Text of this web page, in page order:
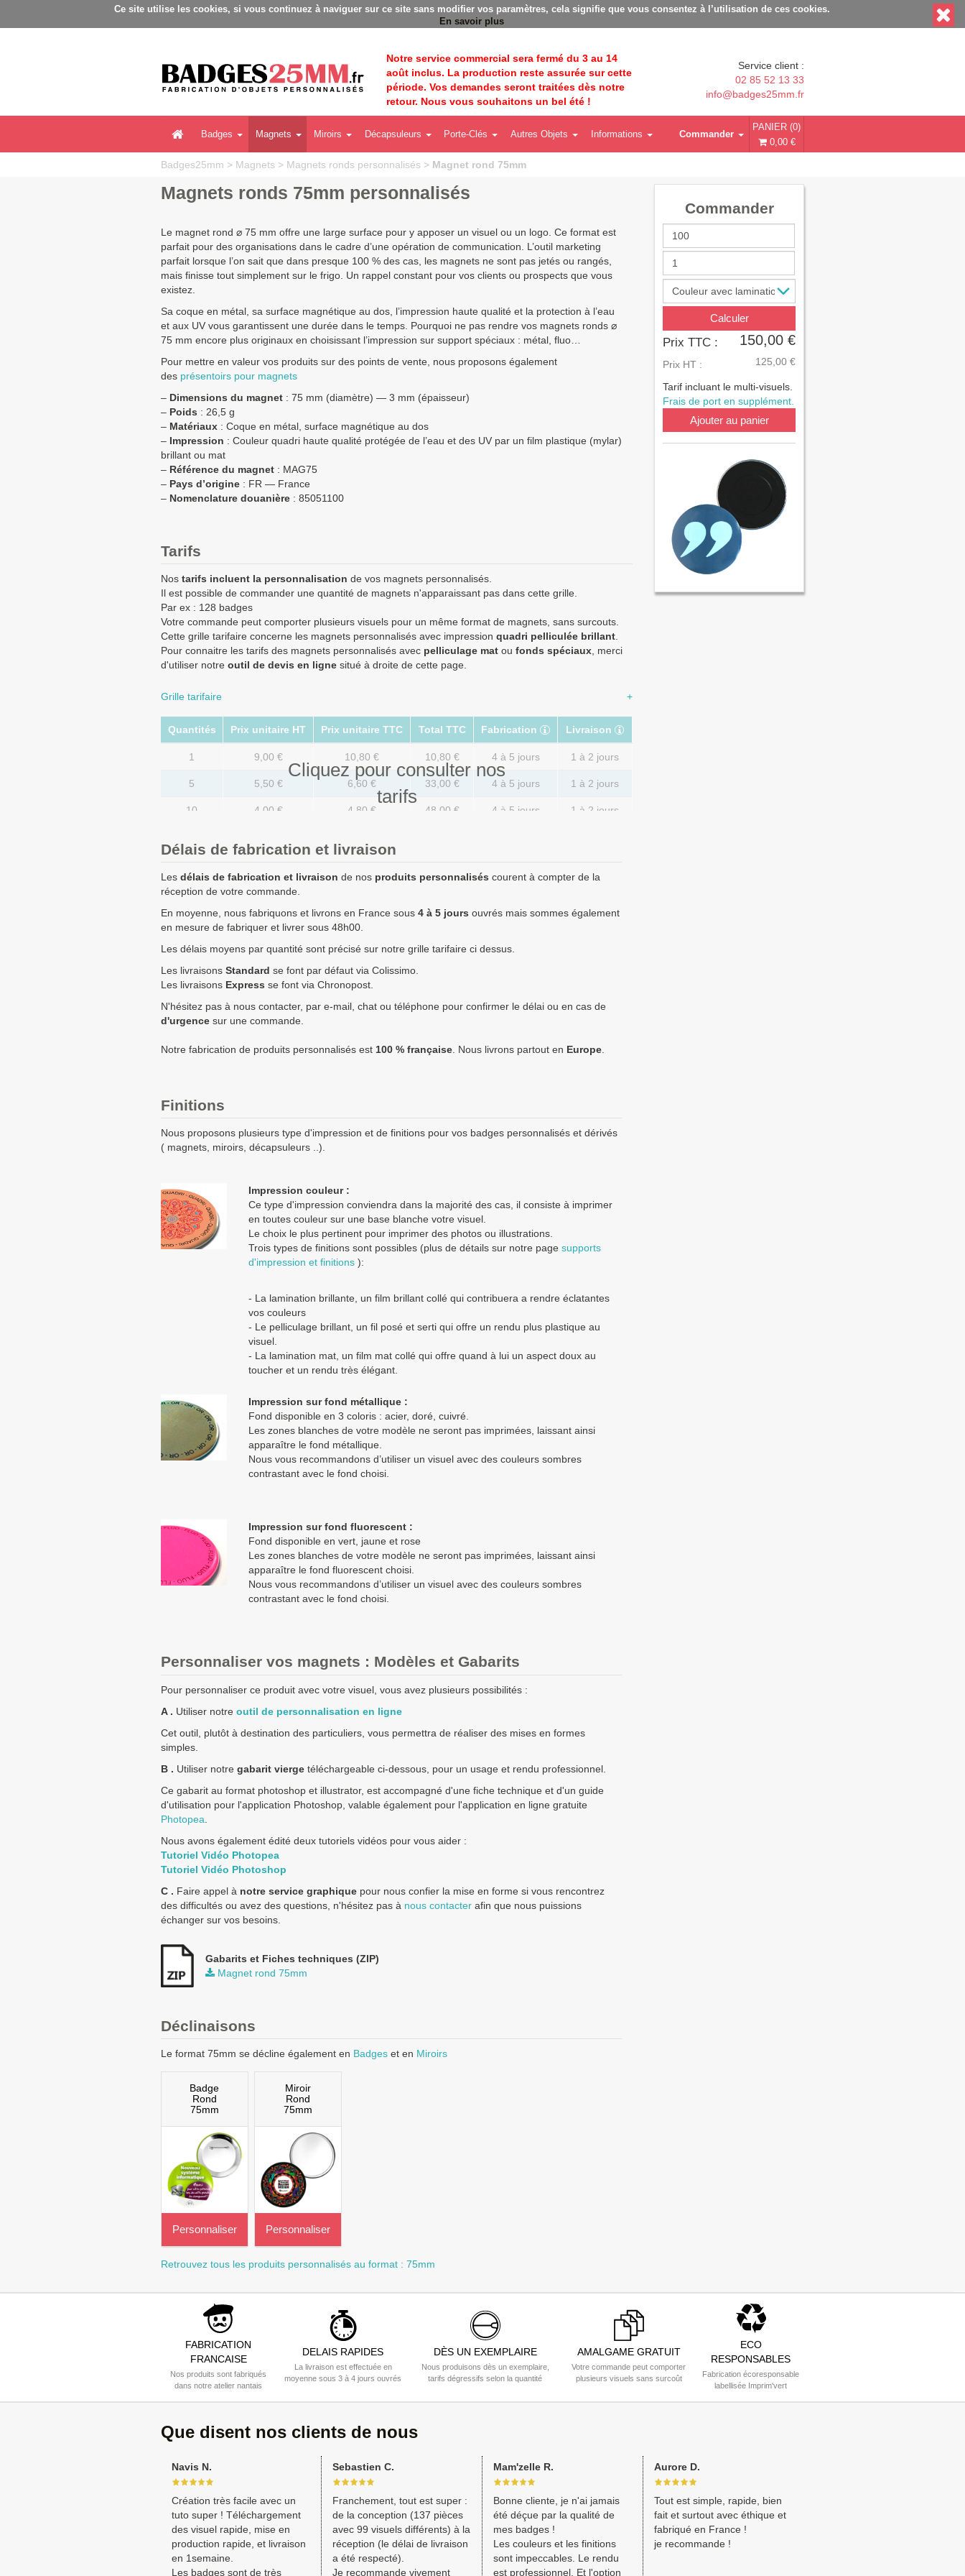
Ce site utilise les cookies, si vous continuez à naviguer sur ce site sans modifier vos paramètres, cela signifie que vous consentez à l’utilisation de ces cookies.
En savoir plus
Notre service commercial sera fermé du 3 au 14
août inclus. La production reste assurée sur cette
période. Vos demandes seront traitées dès notre
retour. Nous vous souhaitons un bel été !
Service client :
02 85 52 13 33
info@badges25mm.fr
Badges Magnets Miroirs Décapsuleurs Porte-Clés Autres Objets Informations
PANIER (0)
0,00 €
Commander
Badges25mm > Magnets > Magnets ronds personnalisés > Magnet rond 75mm
Magnets ronds 75mm personnalisés
Commander
Calculer
Prix TTC : 150,00 €
Prix HT : 125,00 €
Tarif incluant le multi-visuels.
Frais de port en supplément.
Ajouter au panier
Le magnet rond ⌀ 75 mm offre une large surface pour y apposer un visuel ou un logo. Ce format est
parfait pour des organisations dans le cadre d’une opération de communication. L’outil marketing
parfait lorsque l’on sait que dans presque 100 % des cas, les magnets ne sont pas jetés ou rangés,
mais finisse tout simplement sur le frigo. Un rappel constant pour vos clients ou prospects que vous
existez.
Sa coque en métal, sa surface magnétique au dos, l’impression haute qualité et la protection à l’eau
et aux UV vous garantissent une durée dans le temps. Pourquoi ne pas rendre vos magnets ronds ⌀
75 mm encore plus originaux en choisissant l’impression sur support spéciaux : métal, fluo…
Pour mettre en valeur vos produits sur des points de vente, nous proposons également
des présentoirs pour magnets
– Dimensions du magnet : 75 mm (diamètre) — 3 mm (épaisseur)
– Poids : 26,5 g
– Matériaux : Coque en métal, surface magnétique au dos
– Impression : Couleur quadri haute qualité protégée de l’eau et des UV par un film plastique (mylar)
brillant ou mat
– Référence du magnet : MAG75
– Pays d’origine : FR — France
– Nomenclature douanière : 85051100
Tarifs
Nos tarifs incluent la personnalisation de vos magnets personnalisés.
Il est possible de commander une quantité de magnets n'apparaissant pas dans cette grille.
Par ex : 128 badges
Votre commande peut comporter plusieurs visuels pour un même format de magnets, sans surcouts.
Cette grille tarifaire concerne les magnets personnalisés avec impression quadri pelliculée brillant.
Pour connaitre les tarifs des magnets personnalisés avec pelliculage mat ou fonds spéciaux, merci
d'utiliser notre outil de devis en ligne situé à droite de cette page.
Grille tarifaire +
Cliquez pour consulter nos
tarifs
Quantités Prix unitaire HT Prix unitaire TTC Total TTC Fabrication Livraison
1 9,00 € 10,80 € 10,80 € 4 à 5 jours 1 à 2 jours
5 5,50 € 6,60 € 33,00 € 4 à 5 jours 1 à 2 jours
10 4,00 € 4,80 € 48,00 € 4 à 5 jours 1 à 2 jours
100 1,25 €
250 1,15 € 1,38 € 345,00 € 5 à 6 jours 1 à 2 jours
500 1,20 € 600,00 €
750 0,95 € 1,14 €
1750 0,83 €
2500 0,77 € 0,92 € 2 310,00 € 7 à 9 jours 1 à 2 jours
Quantités
prix HT.
Les clients en dehors de l’Union européenne paient le prix HT.
Délais de fabrication et livraison
Les délais de fabrication et livraison de nos produits personnalisés courent à compter de la
réception de votre commande.
En moyenne, nous fabriquons et livrons en France sous 4 à 5 jours ouvrés mais sommes également
en mesure de fabriquer et livrer sous 48h00.
Les délais moyens par quantité sont précisé sur notre grille tarifaire ci dessus.
Les livraisons Standard se font par défaut via Colissimo.
Les livraisons Express se font via Chronopost.
N'hésitez pas à nous contacter, par e-mail, chat ou téléphone pour confirmer le délai ou en cas de
d'urgence sur une commande.
Notre fabrication de produits personnalisés est 100 % française . Nous livrons partout en Europe
Finitions
Nous proposons plusieurs type d'impression et de finitions pour vos badges personnalisés et dérivés
( magnets, miroirs, décapsuleurs ..).
Impression couleur :
Ce type d'impression conviendra dans la majorité des cas, il consiste à imprimer
en toutes couleur sur une base blanche votre visuel.
Le choix le plus pertinent pour imprimer des photos ou illustrations.
Trois types de finitions sont possibles (plus de détails sur notre page supports
d'impression et finitions ):
- La lamination brillante, un film brillant collé qui contribuera a rendre éclatantes
vos couleurs
- Le pelliculage brillant, un fil posé et serti qui offre un rendu plus plastique au
visuel.
- La lamination mat, un film mat collé qui offre quand à lui un aspect doux au
toucher et un rendu très élégant.
Impression sur fond métallique :
Fond disponible en 3 coloris : acier, doré, cuivré.
Les zones blanches de votre modèle ne seront pas imprimées, laissant ainsi
apparaître le fond métallique.
Nous vous recommandons d’utiliser un visuel avec des couleurs sombres
contrastant avec le fond choisi.
Impression sur fond fluorescent :
Fond disponible en vert, jaune et rose
Les zones blanches de votre modèle ne seront pas imprimées, laissant ainsi
apparaître le fond fluorescent choisi.
Nous vous recommandons d’utiliser un visuel avec des couleurs sombres
contrastant avec le fond choisi.
Personnaliser vos magnets : Modèles et Gabarits
Pour personnaliser ce produit avec votre visuel, vous avez plusieurs possibilités :
A . Utiliser notre outil de personnalisation en ligne
Cet outil, plutôt à destination des particuliers, vous permettra de réaliser des mises en formes
simples.
B . Utiliser notre gabarit vierge téléchargeable ci-dessous, pour un usage et rendu professionnel.
Ce gabarit au format photoshop et illustrator, est accompagné d'une fiche technique et d'un guide
d'utilisation pour l'application Photoshop, valable également pour l'application en ligne gratuite
Photopea
Nous avons également édité deux tutoriels vidéos pour vous aider :
Tutoriel Vidéo Photopea
Tutoriel Vidéo Photoshop
C . Faire appel à notre service graphique pour nous confier la mise en forme si vous rencontrez
des difficultés ou avez des questions, n'hésitez pas à nous contacter afin que nous puissions
échanger sur vos besoins.
Gabarits et Fiches techniques (ZIP)
Magnet rond 75mm
Déclinaisons
Le format 75mm se décline également en Badges et en Miroirs
Badge
Rond
75mm
Personnaliser
Miroir
Rond
75mm
Personnaliser
Retrouvez tous les produits personnalisés au format : 75mm
FABRICATION
FRANCAISE
Nos produits sont fabriqués
dans notre atelier nantais
DELAIS RAPIDES
La livraison est effectuée en
moyenne sous 3 à 4 jours ouvrés
DÈS UN EXEMPLAIRE
Nous produisons dès un exemplaire,
tarifs dégressifs selon la quantité
AMALGAME GRATUIT
Votre commande peut comporter
plusieurs visuels sans surcoût
ECO
RESPONSABLES
Fabrication écoresponsable
labellisée Imprim'vert
Que disent nos clients de nous
Navis N.
Création très facile avec un
tuto super ! Téléchargement
des visuel rapide, mise en
production rapide, et livraison
en 1semaine.
Les badges sont de très
Sebastien C.
Franchement, tout est super :
de la conception (137 pièces
avec 99 visuels différents) à la
réception (le délai de livraison
a été respecté).
Je recommande vivement
Mam'zelle R.
Bonne cliente, je n'ai jamais
été déçue par la qualité de
mes badges !
Les couleurs et les finitions
sont impeccables. Le rendu
est professionnel. Et l'option
Aurore D.
Tout est simple, rapide, bien
fait et surtout avec éthique et
fabriqué en France !
je recommande !